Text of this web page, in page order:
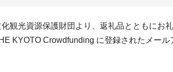
観光資源保護財団より、返礼品とともにお
KYOTO Crowdfunding に登録されたメール